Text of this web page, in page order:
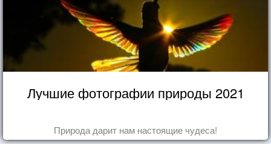
Лучшие фотографии природы 2021
Природа дарит нам настоящие чудеса!